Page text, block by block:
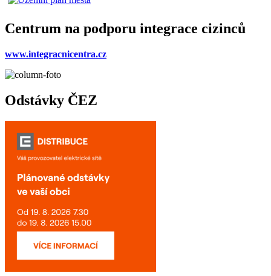
Centrum na podporu integrace cizinců
www.integracnicentra.cz
Odstávky ČEZ